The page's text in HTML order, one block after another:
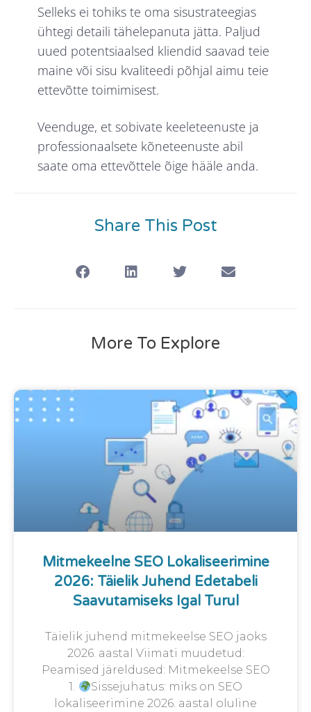
Selleks ei tohiks te oma sisustrateegias
ühtegi detaili tähelepanuta jätta. Paljud
uued potentsiaalsed kliendid saavad teie
maine või sisu kvaliteedi põhjal aimu teie
ettevõtte toimimisest.
Veenduge, et sobivate keeleteenuste ja
professionaalsete kõneteenuste abil
saate oma ettevõttele õige hääle anda.
Share This Post
More To Explore
Mitmekeelne SEO Lokaliseerimine
2026: Täielik Juhend Edetabeli
Saavutamiseks Igal Turul
Täielik juhend mitmekeelse SEO jaoks
2026. aastal Viimati muudetud:
Peamised järeldused: Mitmekeelse SEO
1.
Sissejuhatus: miks on SEO
lokaliseerimine 2026. aastal oluline